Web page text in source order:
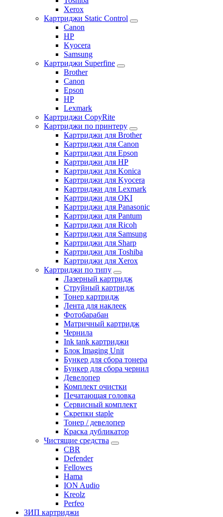
Xerox
Картриджи Static Control
Canon
HP
Kyocera
Samsung
Картриджи Superfine
Brother
Canon
Epson
HP
Lexmark
Картриджи CopyRite
Картриджи по принтеру
Картриджи для Brother
Картриджи для Canon
Картриджи для Epson
Картриджи для HP
Картриджи для Konica
Картриджи для Kyocera
Картриджи для Lexmark
Картриджи для OKI
Картриджи для Panasonic
Картриджи для Pantum
Картриджи для Ricoh
Картриджи для Samsung
Картриджи для Sharp
Картриджи для Toshiba
Картриджи для Xerox
Картриджи по типу
Лазерный картридж
Струйный картридж
Тонер картридж
Лента для наклеек
Фотобарабан
Матричный картридж
Чернила
Ink tank картриджи
Блок Imaging Unit
Бункер для сбора тонера
Бункер для сбора чернил
Девелопер
Комплект очистки
Печатающая головка
Сервисный комплект
Скрепки staple
Тонер / девелопер
Краска дубликатор
Чистящие средства
CBR
Defender
Fellowes
Hama
ION Audio
Kreolz
Perfeo
ЗИП картриджи